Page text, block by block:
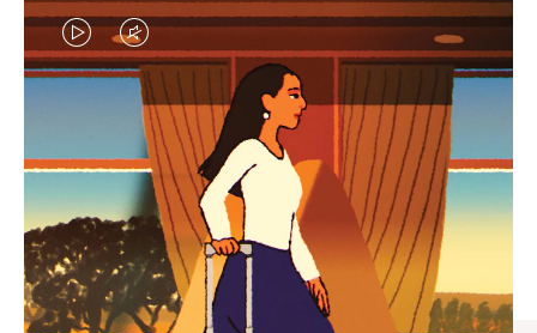
EL
VÍDEO
ESTÁ
PAUSADO,
PULSE
PARA
EL
SONIDO
DEL
VÍDEO
ESTÁ
DESACTIVADO:
PULSE
IDAS DE REGALO CUIDADOSAMENTE ELEGIDAS
Encuentre su compañero de
viaje ideal